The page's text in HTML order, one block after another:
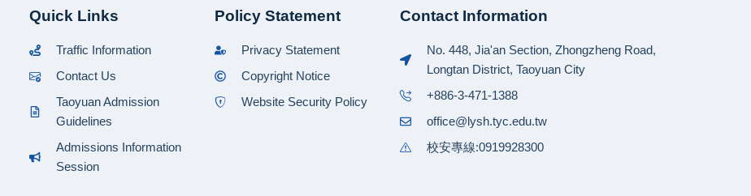
Quick Links
Traffic Information
Contact Us
Taoyuan Admission
Guidelines
Admissions Information
Session
Policy Statement
Privacy Statement
Copyright Notice
Website Security Policy
Contact Information
No. 448, Jia'an Section, Zhongzheng Road,
Longtan District, Taoyuan City
+886-3-471-1388
office@lysh.tyc.edu.tw
校安專線:0919928300